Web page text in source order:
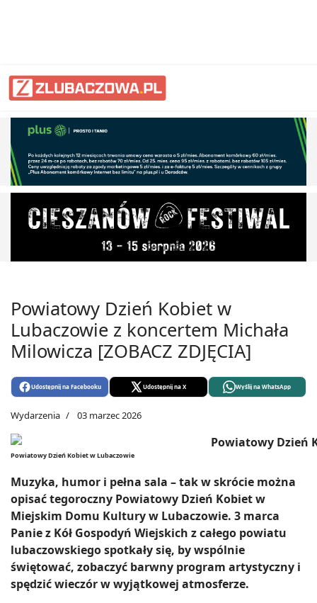
Powiatowy Dzień Kobiet w
Lubaczowie z koncertem Michała
Milowicza [ZOBACZ ZDJĘCIA]
Udostępnij na Facebooku Udostępnij na X Wyślij na WhatsApp
Wydarzenia 03 marzec 2026
Powiatowy Dzień Kobiet w Lubaczowie
Muzyka, humor i pełna sala – tak w skrócie można
opisać tegoroczny Powiatowy Dzień Kobiet w
Miejskim Domu Kultury w Lubaczowie. 3 marca
Panie z Kół Gospodyń Wiejskich z całego powiatu
lubaczowskiego spotkały się, by wspólnie
świętować, zobaczyć barwny program artystyczny i
spędzić wieczór w wyjątkowej atmosferze.